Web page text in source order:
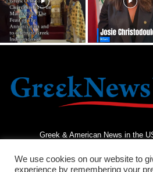
Greek & American News in the
We use cookies on our website to
experience by remembering your